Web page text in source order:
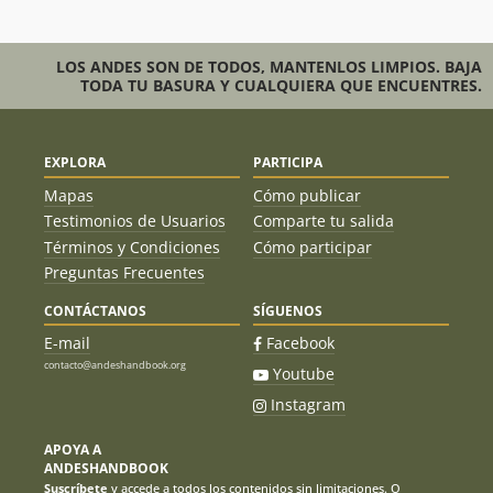
LOS ANDES SON DE TODOS, MANTENLOS LIMPIOS. BAJA
TODA TU BASURA Y CUALQUIERA QUE ENCUENTRES.
EXPLORA
Mapas
Testimonios de Usuarios
Términos y Condiciones
Preguntas Frecuentes
PARTICIPA
Cómo publicar
Comparte tu salida
Cómo participar
CONTÁCTANOS
E-mail
contacto@andeshandbook.org
SÍGUENOS
Facebook
Youtube
Instagram
APOYA A
ANDESHANDBOOK
Suscríbete y accede a todos los contenidos sin limitaciones. O